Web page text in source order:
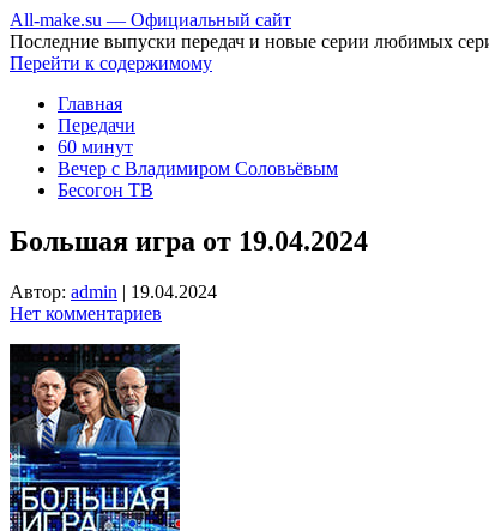
All-make.su — Официальный сайт
Последние выпуски передач и новые серии любимых
Перейти к содержимому
Главная
Передачи
60 минут
Вечер с Владимиром Соловьёвым
Бесогон ТВ
Большая игра от 19.04.2024
Автор: admin | 19.04.2024
Нет комментариев